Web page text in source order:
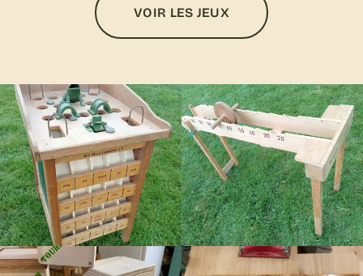
VOIR LES JEUX